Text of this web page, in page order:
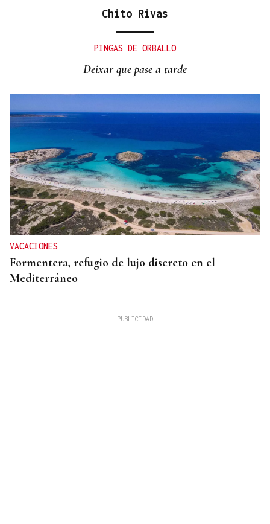
Chito Rivas
PINGAS DE ORBALLO
Deixar que pase a tarde
VACACIONES
Formentera, refugio de lujo discreto en el
Mediterráneo